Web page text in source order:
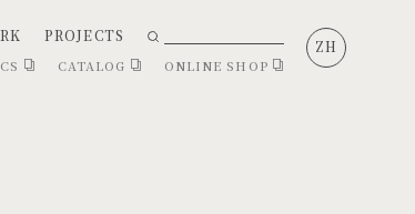
PROJECTS
CATALOG ONLINE SHOP
ZH